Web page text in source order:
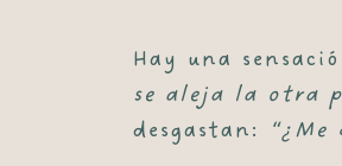
Hay una
se aleja la otra
desgastan: